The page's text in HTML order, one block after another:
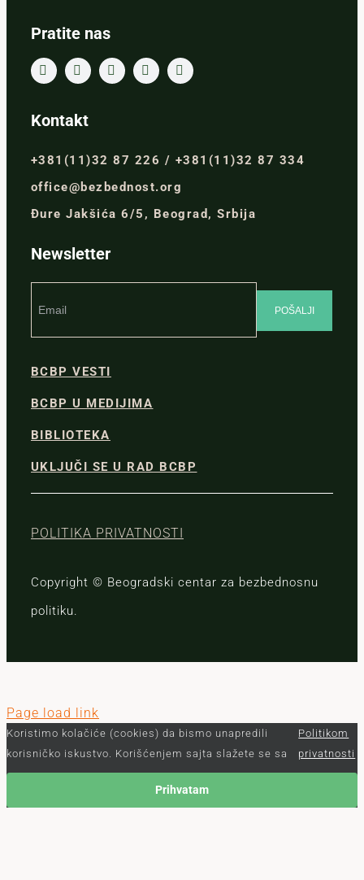
Pratite nas
Kontakt
+381(11)32 87 226 / +381(11)32 87 334
office@bezbednost.org
Đure Jakšića 6/5, Beograd, Srbija
Newsletter
BCBP VESTI
BCBP U MEDIJIMA
BIBLIOTEKA
UKLJUČI SE U RAD BCBP
POLITIKA PRIVATNOSTI
Copyright © Beogradski centar za bezbednosnu
politiku.
Page load link
Koristimo kolačiće (cookies) da bismo unapredili
korisničko iskustvo. Korišćenjem sajta slažete se sa
Politikom
privatnosti
Prihvatam